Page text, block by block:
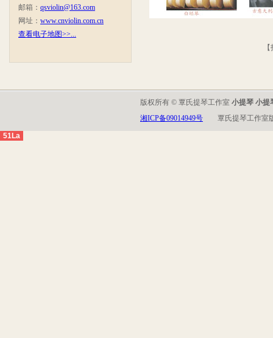
邮箱： qsviolin@163.com
网址： www.cnviolin.com.cn
查看电子地图>>...
【
版权所有 © 覃氏提琴工作室 小提琴 小提
湘ICP备09014949号
覃氏提琴工作室
51La